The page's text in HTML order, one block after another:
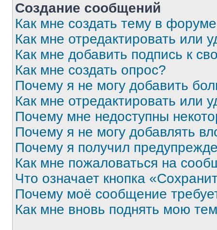
Создание сообщений
Как мне создать тему в
Как мне отредактировать или
Как мне добавить подпись к
Как мне создать опрос?
Почему я не могу добавить
Как мне отредактировать или
Почему мне недоступны
Почему я не могу добавлять
Почему я получил
Как мне пожаловаться на
Что означает кнопка
Почему моё сообщение
Как мне вновь поднять мою